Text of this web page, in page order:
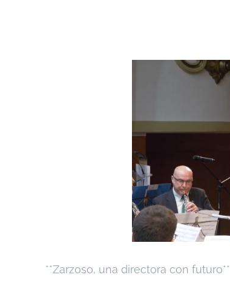
**Zarzoso, una directora con futuro**